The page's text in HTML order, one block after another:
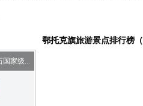
鄂托克旗旅游景点排行榜（
鄂托克恐龙遗迹化石国家级自然保护区